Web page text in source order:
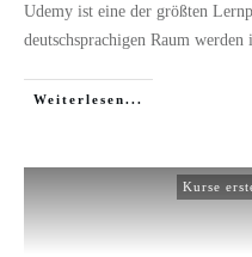
Udemy ist eine der größten
im deutschsprachigen
Weiterlesen...
Kurse